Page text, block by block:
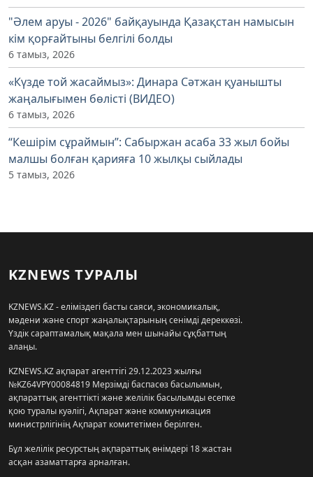
"Әлем аруы - 2026" байқауында Қазақстан намысын
кім қорғайтыны белгілі болды
6 тамыз, 2026
«Күзде той жасаймыз»: Динара Сәтжан қуанышты
жаңалығымен бөлісті (ВИДЕО)
6 тамыз, 2026
“Кешірім сұраймын”: Сабыржан асаба 33 жыл бойы
малшы болған қарияға 10 жылқы сыйлады
5 тамыз, 2026
KZNEWS ТУРАЛЫ
KZNEWS.KZ - еліміздегі басты саяси, экономикалық,
мәдени және спорт жаңалықтарының сенімді дереккөзі.
Үздік сараптамалық мақала мен шынайы сұқбаттың
алаңы.
KZNEWS.KZ ақпарат агенттігі 29.12.2023 жылғы
№KZ64VPY00084819 Мерзімді баспасөз басылымын,
ақпараттық агенттікті және желілік басылымды есепке
қою туралы куәлігі, Ақпарат және коммуникация
министрлігінің Ақпарат комитетімен берілген.
Бұл желілік ресурстың ақпараттық өнімдері 18 жастан
асқан азаматтарға арналған.